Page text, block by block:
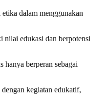
dalam menggunakan
nilai edukasi dan berpotensi
hanya berperan sebagai
kegiatan edukatif,